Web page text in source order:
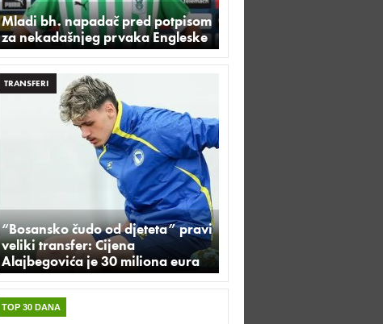
Mladi bh. napadač pred potpisom
za nekadašnjeg prvaka Engleske
TRANSFERI
“Bosansko čudo od djeteta” pravi
veliki transfer: Cijena
Alajbegovića je 30 miliona eura
TOP 30 DANA